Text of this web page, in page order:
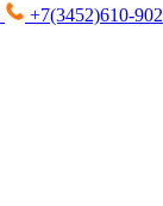
+7(3452)610-902